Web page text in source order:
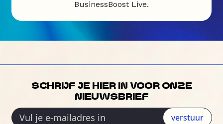
BusinessBoost Live.
SCHRIJF JE HIER IN VOOR ONZE
NIEUWSBRIEF
verstuur